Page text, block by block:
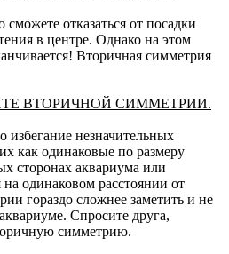
отказаться от посадки
в центре. Однако на этом
Вторичная симметрия
ВТОРИЧНОЙ СИММЕТРИИ.
избегание незначительных
как одинаковые по размеру
сторонах аквариума или
одинаковом расстоянии от
гораздо сложнее заметить и не
Спросите друга,
симметрию.